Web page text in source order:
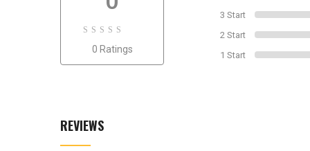
out
0
0 Ratings
3 Start
2 Start
1 Start
REVIEWS